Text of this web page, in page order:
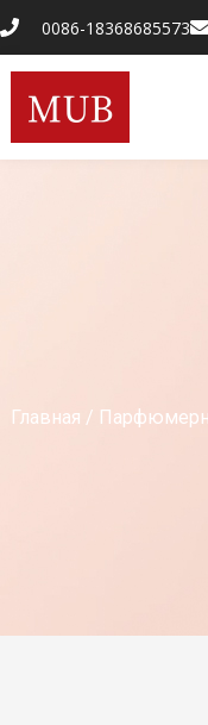
0086-18368685573
Главная /